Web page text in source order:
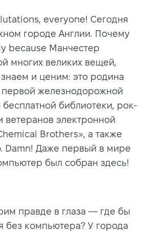
everyone! Сегодня
городе Англии. Почему
because Манчестер
многих великих вещей,
и ценим: это родина
первой железнодорожной
библиотеки, рок-
ветеранов электронной
Brothers», а также
Damn! Даже первый в мире
был собран здесь!
правде в глаза — где бы
без компьютера? У города